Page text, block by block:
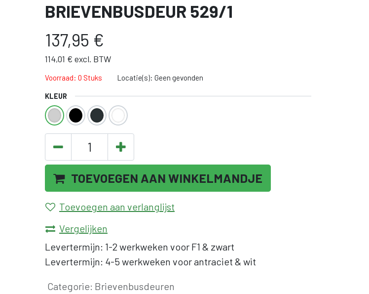
BRIEVENBUSDEUR 529/1
137,95 €
114,01 € excl. BTW
Voorraad: 0 Stuks Locatie(s): Geen gevonden
KLEUR
TOEVOEGEN AAN WINKELMANDJE
Toevoegen aan verlanglijst
Vergelijken
Levertermijn: 1-2 werkweken voor F1 & zwart
Levertermijn: 4-5 werkweken voor antraciet & wit
Categorie: Brievenbusdeuren